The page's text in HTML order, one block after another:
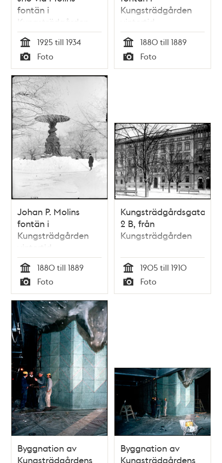
fontän i
Kungsträdgården
Tid
1925 till 1934
Typ
Foto
Kungsträdgården
vintertid
Tid
1880 till 1889
Typ
Foto
Johan P. Molins
fontän i
Kungsträdgården
vintertid
Tid
1880 till 1889
Typ
Foto
Kungsträdgårdsgatan
2 B, från
Kungsträdgården
Tid
1905 till 1910
Typ
Foto
Byggnation av
Kungsträdgårdens
Byggnation av
Kungsträdgårdens